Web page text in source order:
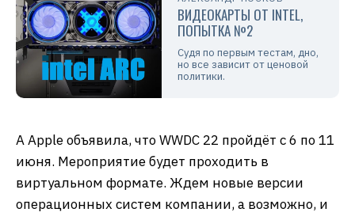
ВИДЕОКАРТЫ ОТ INTEL,
ПОПЫТКА №2
Судя по первым тестам, дно,
но все зависит от ценовой
политики.
А Apple объявила, что WWDC 22 пройдёт с 6 по 11
июня. Мероприятие будет проходить в
виртуальном формате. Ждем новые версии
операционных систем компании, а возможно, и